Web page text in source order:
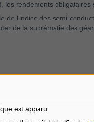
rendements
de l'indice des semi-
de la suprématie des
faible, compte tenu des
plus résistante que
est apparu